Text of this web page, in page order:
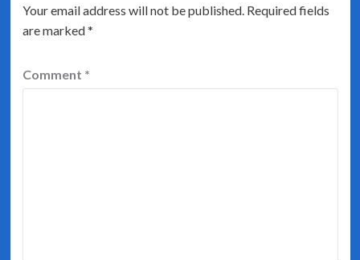
Your email address will not be published. Required fields
are marked*
Comment *